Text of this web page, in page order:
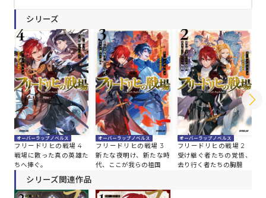
シリーズ
オーバーラップノベルス
フリードリヒの戦場 4
戦場に散った真の英雄た
ちへ捧ぐ。
オーバーラップノベルス
フリードリヒの戦場 3
新たな夜明け、新たな時
代、ここが我らの祖国
オーバーラップノベルス
フリードリヒの戦場 2
受け継ぐ者たちの覚悟、
去り行く者たちの胸臆
シリーズ関連作品